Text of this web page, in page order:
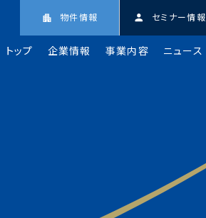
物件情報 セミナー情報
トップ 企業情報 事業内容 ニュース